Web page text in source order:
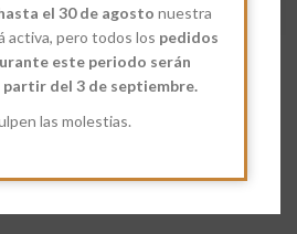
el 30 de agosto nuestra
activa, pero todos los pedidos
este periodo serán
del 3 de septiembre.
las molestias.
Harina Tritordeum Integral
5,78€ -68,50€